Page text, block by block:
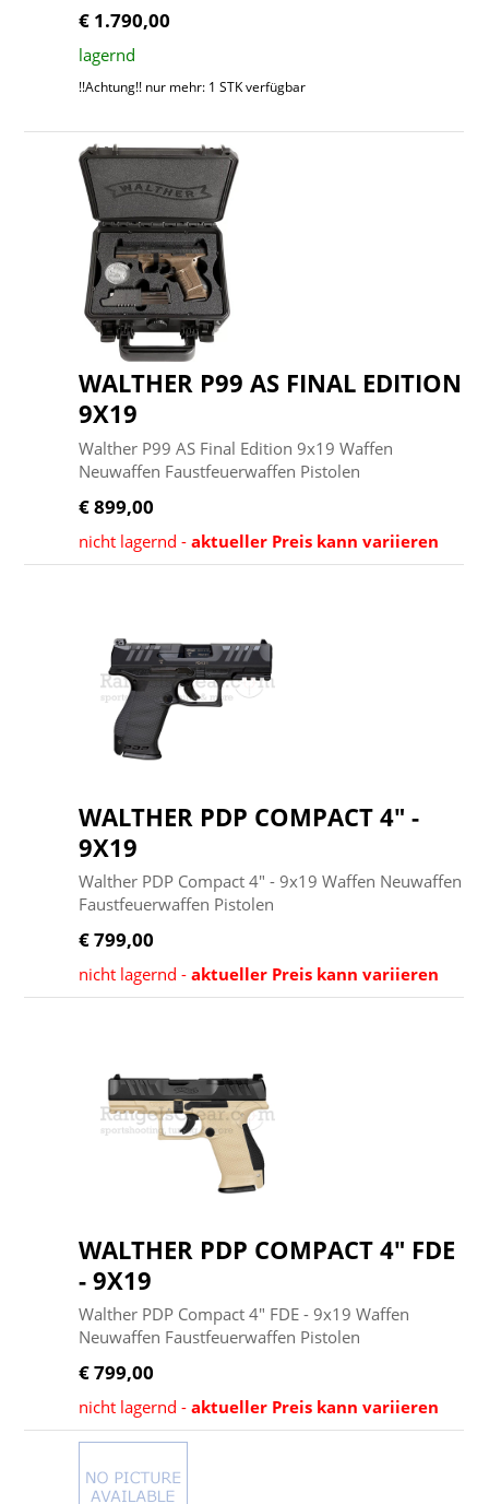
€ 1.790,00
lagernd
!!Achtung!! nur mehr: 1 STK verfügbar
WALTHER P99 AS FINAL EDITION
9X19
Walther P99 AS Final Edition 9x19 Waffen
Neuwaffen Faustfeuerwaffen Pistolen
€ 899,00
nicht lagernd -aktueller Preis kann variieren
WALTHER PDP COMPACT 4" -
9X19
Walther PDP Compact 4" - 9x19 Waffen Neuwaffen
Faustfeuerwaffen Pistolen
€ 799,00
nicht lagernd -aktueller Preis kann variieren
WALTHER PDP COMPACT 4" FDE
- 9X19
Walther PDP Compact 4" FDE - 9x19 Waffen
Neuwaffen Faustfeuerwaffen Pistolen
€ 799,00
nicht lagernd -aktueller Preis kann variieren